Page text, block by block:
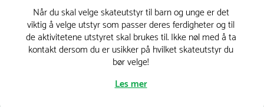
Når du skal velge skateutstyr til barn og unge er det
viktig å velge utstyr som passer deres ferdigheter og til
de aktivitetene utstyret skal brukes til. Ikke nøl med å ta
kontakt dersom du er usikker på hvilket skateutstyr du
bør velge!
Les mer